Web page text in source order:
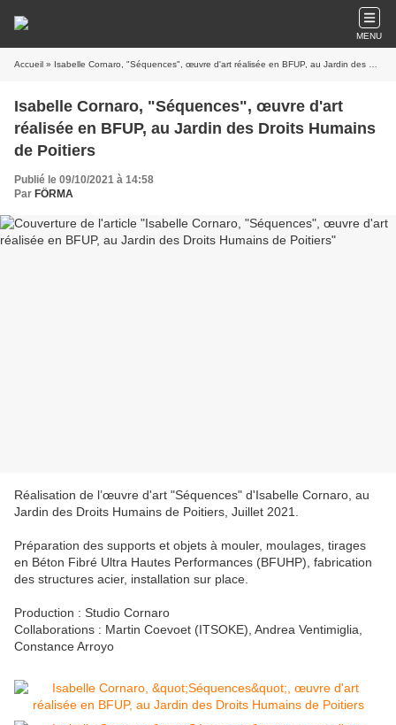
MENU
Accueil » Isabelle Cornaro, "Séquences", œuvre d'art réalisée en BFUP, au Jardin des Droits Humains de Poitiers
Isabelle Cornaro, "Séquences", œuvre d'art
réalisée en BFUP, au Jardin des Droits Humains
de Poitiers
Publié le 09/10/2021 à 14:58
Par FÖRMA
Réalisation de l’œuvre d'art "Séquences" d'Isabelle Cornaro, au
Jardin des Droits Humains de Poitiers, Juillet 2021.
Préparation des supports et objets à mouler, moulages, tirages
en Béton Fibré Ultra Hautes Performances (BFUHP), fabrication
des structures acier, installation sur place.
Production : Studio Cornaro
Collaborations : Martin Coevoet (ITSOKE), Andrea Ventimiglia,
Constance Arroyo